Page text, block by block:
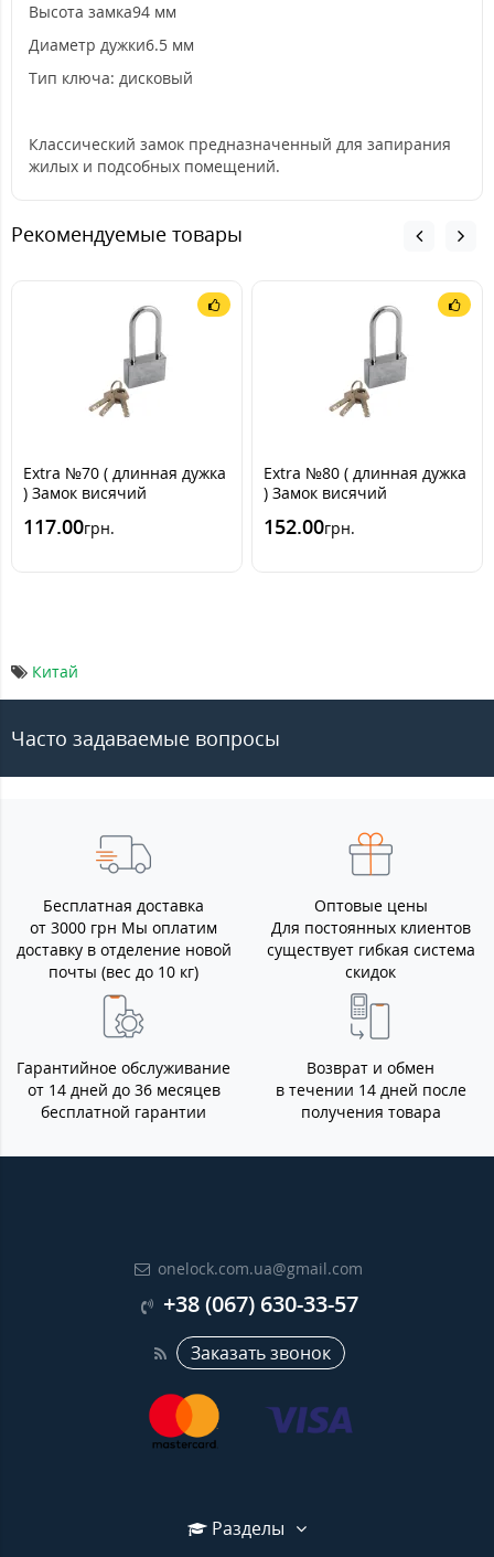
Высота замка94 мм
Диаметр дужки6.5 мм
Тип ключа: дисковый
Классический замок предназначенный для запирания
жилых и подсобных помещений.
Рекомендуемые товары
Extra №70 ( длинная дужка
) Замок висячий
117.00грн.
Extra №80 ( длинная дужка
) Замок висячий
152.00грн.
Китай
Часто задаваемые вопросы
Бесплатная доставка
от 3000 грн Мы оплатим
доставку в отделение новой
почты (вес до 10 кг)
Оптовые цены
Для постоянных клиентов
существует гибкая система
скидок
Гарантийное обслуживание
от 14 дней до 36 месяцев
бесплатной гарантии
Возврат и обмен
в течении 14 дней после
получения товара
onelock.com.ua@gmail.com
+38 (067) 630-33-57
Заказать звонок
Разделы